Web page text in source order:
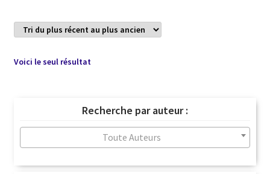
Voici le seul résultat
Recherche par auteur :
Toute Auteurs